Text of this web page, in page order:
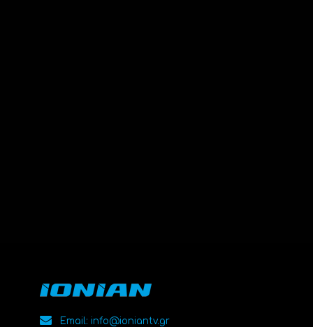
Email: info@ioniantv.gr